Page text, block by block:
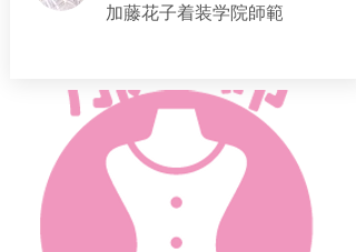
加藤花子着装学院師範